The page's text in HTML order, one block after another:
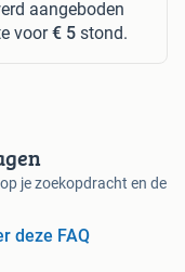
aangeboden
voor€ 5 stond.
je zoekopdracht en de
deze FAQ